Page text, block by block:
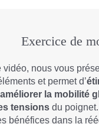
Exercice de
vidéo, nous vous
et permet d’
améliorer la mobilité
tensions du poignet.
bénéfices dans la